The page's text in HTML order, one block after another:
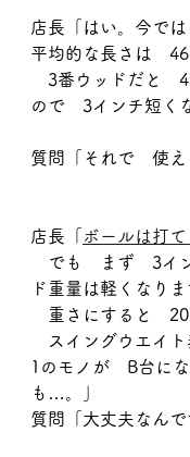
店長「はい。今で
平均的な長さは　
3番ウッドだと　
ので　3インチ短く
質問「それで　使え
店長「 ボールは打て
でも　まず　3イ
ド重量は軽くなりま
重さにすると　20
スイングウエイ
1のモノが　B台に
も…。」
質問「大丈夫なんで